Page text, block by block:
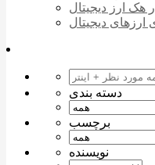
هک ارز دیجیتال
دیجیتال
دسته بندی
برچسب
نویسنده